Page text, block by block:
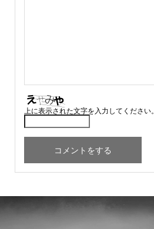
上に表示された文字を入力してください。